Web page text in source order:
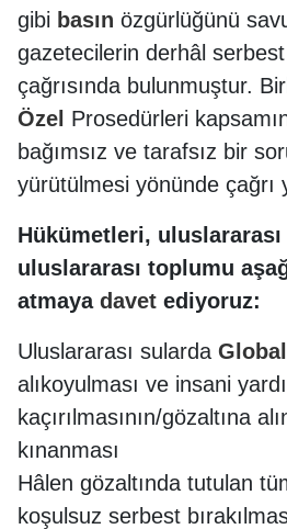
gibi basın özgürlüğünü
gazetecilerin derhâl serbest
çağrısında bulunmuştur.
Özel Prosedürleri
bağımsız ve tarafsız bir
yürütülmesi yönünde çağrı
Hükümetleri,
uluslararası toplumu
atmaya davet ediyoruz:
Uluslararası sularda Global
alıkoyulması ve insani
kaçırılmasının/gözaltına
kınanması
Hâlen gözaltında tutulan
koşulsuz serbest